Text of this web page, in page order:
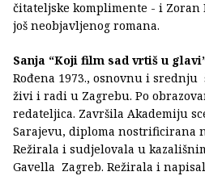
čitateljske komplimente - i Zoran
još neobjavljenog romana.
Sanja “Koji film sad vrtiš u
Rođena 1973., osnovnu i
živi i radi u Zagrebu. Po
redateljica. Završila Akademiju
Sarajevu, diploma nostrificirana
Režirala i sudjelovala u
Gavella Zagreb. Režirala i